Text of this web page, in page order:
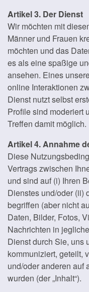
Artikel 3. Der Dienst
Wir möchten mit
Männer und Frauen
möchten und das
es als eine spaßige
ansehen. Eines
online Interaktionen
Dienst nutzt selbst
Profile sind moderiert
Treffen damit möglich.
Artikel 4. Annahme
Diese
Vertrags zwischen
und sind auf (i) Ihren
Dienstes und/oder (ii)
begriffen (aber nicht
Daten, Bilder, Fotos,
Nachrichten in
Dienst durch Sie, uns
kommuniziert, geteilt,
und/oder anderen auf
wurden (der „Inhalt“).